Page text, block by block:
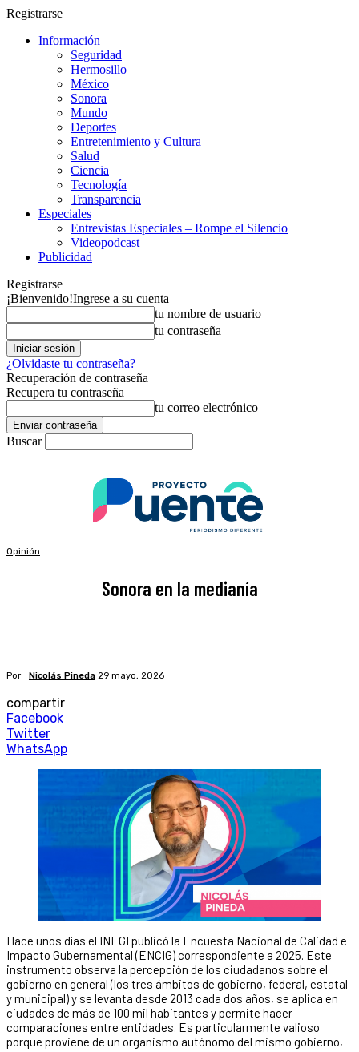
Registrarse
Información
Seguridad
Hermosillo
México
Sonora
Mundo
Deportes
Entretenimiento y Cultura
Salud
Ciencia
Tecnología
Transparencia
Especiales
Entrevistas Especiales – Rompe el Silencio
Videopodcast
Publicidad
Registrarse
¡Bienvenido!Ingrese a su cuenta
tu nombre de usuario
tu contraseña
¿Olvidaste tu contraseña?
Recuperación de contraseña
Recupera tu contraseña
tu correo electrónico
Buscar
Opinión
Sonora en la medianía
Por Nicolás Pineda 29 mayo, 2026
compartir
Facebook
Twitter
WhatsApp
Hace unos días el INEGI publicó la Encuesta Nacional de Calidad e
Impacto Gubernamental (ENCIG) correspondiente a 2025. Este
instrumento observa la percepción de los ciudadanos sobre el
gobierno en general (los tres ámbitos de gobierno, federal, estatal
y municipal) y se levanta desde 2013 cada dos años, se aplica en
ciudades de más de 100 mil habitantes y permite hacer
comparaciones entre entidades. Es particularmente valioso
porque proviene de un organismo autónomo del mismo gobierno,